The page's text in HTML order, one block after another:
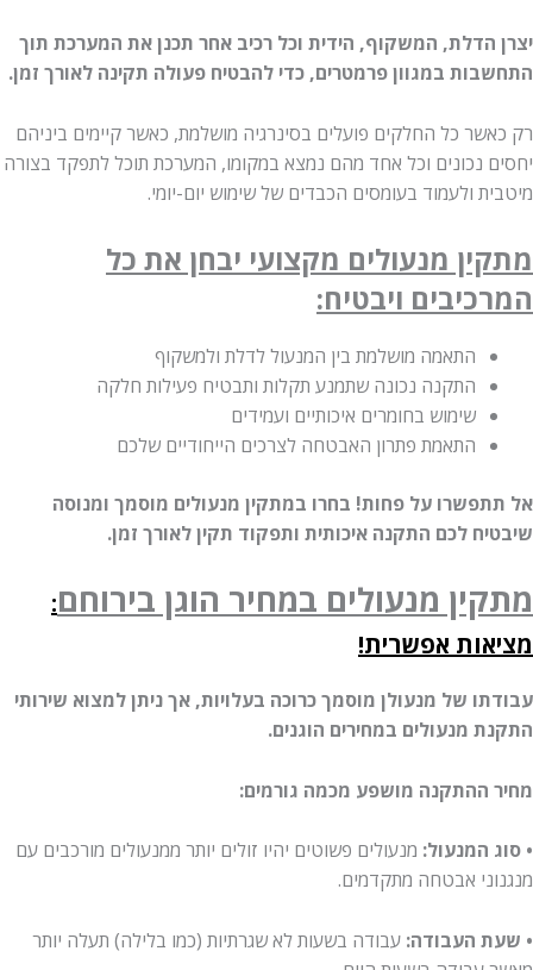
המשקוף, הידית וכל רכיב אחר תכנן את המערכת תוך
במגוון פרמטרים, כדי להבטיח פעולה תקינה לאורך זמן.
כל החלקים פועלים בסינרגיה מושלמת, כאשר קיימים ביניהם
נכונים וכל אחד מהם נמצא במקומו, המערכת תוכל לתפקד בצורה
ולעמוד בעומסים הכבדים של שימוש יום-יומי.
מנעולים מקצועי יבחן את כל
ויבטיח:
התאמה מושלמת בין המנעול לדלת ולמשקוף
התקנה נכונה שתמנע תקלות ותבטיח פעילות חלקה
שימוש בחומרים איכותיים ועמידים
התאמת פתרון האבטחה לצרכים הייחודיים שלכם
על פחות! בחרו במתקין מנעולים מוסמך ומנוסה
לכם התקנה איכותית ותפקוד תקין לאורך זמן.
מנעולים במחיר הוגןבירוחם:
אפשרית!
של מנעולן מוסמך כרוכה בעלויות, אך ניתן למצוא שירותי
מנעולים במחירים הוגנים.
ההתקנה מושפע מכמה גורמים:
המנעול:מנעולים פשוטים יהיו זולים יותר ממנעולים מורכבים עם
אבטחה מתקדמים.
העבודה:עבודה בשעות לא שגרתיות (כמו בלילה) תעלה יותר